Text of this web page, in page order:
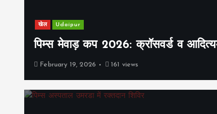
खेल Udaipur
पिम्स मेवाड़ कप 2026: क्रॉसवर्ड व
February 19, 2026 161 views